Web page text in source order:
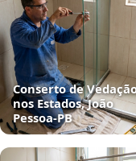
Conserto de
nos Estados, João
Pessoa‑PB